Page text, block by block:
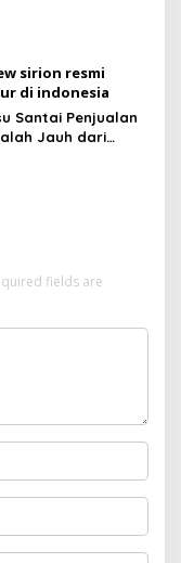
Santai Penjualan
Jauh dari
fields are